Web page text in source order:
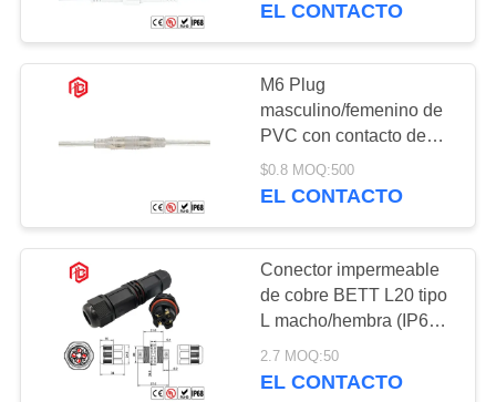
Conector de cable
hermético
96
Conector
49
EL CONTACTO
M6 Plug
masculino/femenino de
PVC con contacto de
cobre IP65 impermeable
para aplicaciones
$0.8 MOQ:500
EL CONTACTO
Conector impermeable
de cobre BETT L20 tipo
L macho/hembra (IP68)
para aplicaciones
UHF/RF en sistemas de
2.7 MOQ:50
EL CONTACTO